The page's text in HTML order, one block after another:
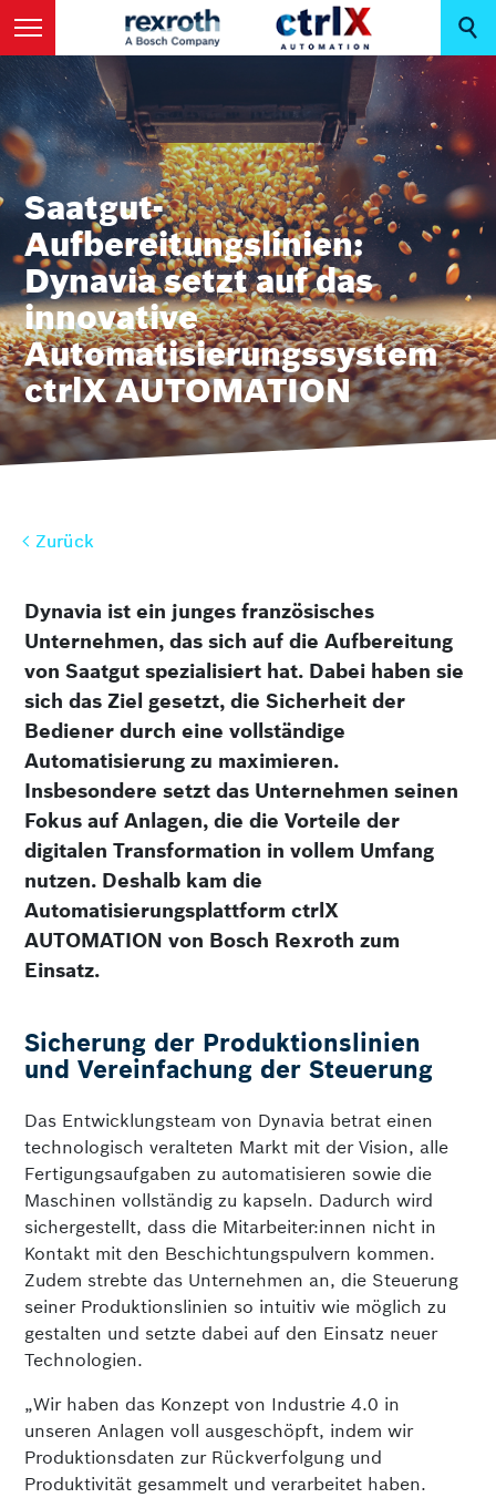
Zurück
Saatgut-
Aufbereitungslinien:
Dynavia setzt auf das
innovative
Automatisierungssystem
ctrlX AUTOMATION
Dynavia ist ein junges französisches
Unternehmen, das sich auf die Aufbereitung
von Saatgut spezialisiert hat. Dabei haben sie
sich das Ziel gesetzt, die Sicherheit der
Bediener durch eine vollständige
Automatisierung zu maximieren.
Insbesondere setzt das Unternehmen seinen
Fokus auf Anlagen, die die Vorteile der
digitalen Transformation in vollem Umfang
nutzen. Deshalb kam die
Automatisierungsplattform ctrlX
AUTOMATION von Bosch Rexroth zum
Einsatz.
Sicherung der Produktionslinien
und Vereinfachung der Steuerung
Das Entwicklungsteam von Dynavia betrat einen
technologisch veralteten Markt mit der Vision, alle
Fertigungsaufgaben zu automatisieren sowie die
Maschinen vollständig zu kapseln. Dadurch wird
sichergestellt, dass die Mitarbeiter:innen nicht in
Kontakt mit den Beschichtungspulvern kommen.
Zudem strebte das Unternehmen an, die Steuerung
seiner Produktionslinien so intuitiv wie möglich zu
gestalten und setzte dabei auf den Einsatz neuer
Technologien.
„Wir haben das Konzept von Industrie 4.0 in
unseren Anlagen voll ausgeschöpft, indem wir
Produktionsdaten zur Rückverfolgung und
Produktivität gesammelt und verarbeitet haben.
Zurück